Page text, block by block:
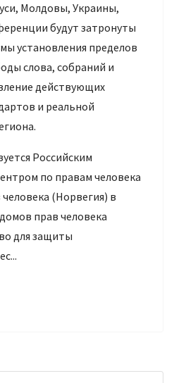
Молдовы, Украины,
будут затронуты
установления пределов
слова, собраний и
действующих
и реальной
Российским
по правам человека
(Норвегия) в
прав человека
для защиты